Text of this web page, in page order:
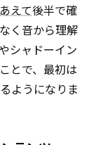
あえて後半で確
く音から理解
シャドーイン
とで、最初は
ようになりま